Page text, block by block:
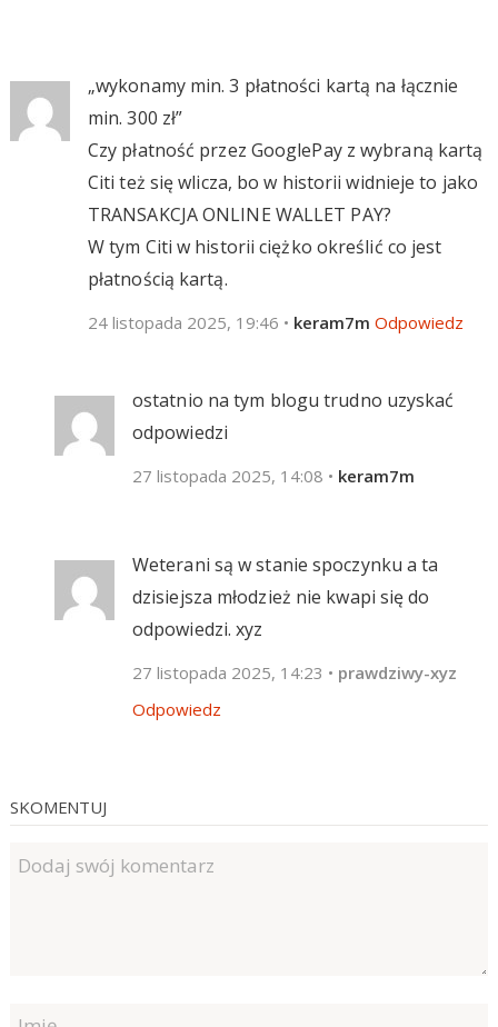
„wykonamy min. 3 płatności kartą na łącznie
min. 300 zł”
Czy płatność przez GooglePay z wybraną kartą
Citi też się wlicza, bo w historii widnieje to jako
TRANSAKCJA ONLINE WALLET PAY?
W tym Citi w historii ciężko określić co jest
płatnością kartą.
24 listopada 2025, 19:46 • keram7m Odpowiedz
ostatnio na tym blogu trudno uzyskać
odpowiedzi
27 listopada 2025, 14:08 • keram7m
Weterani są w stanie spoczynku a ta
dzisiejsza młodzież nie kwapi się do
odpowiedzi. xyz
27 listopada 2025, 14:23 • prawdziwy-xyz
Odpowiedz
SKOMENTUJ